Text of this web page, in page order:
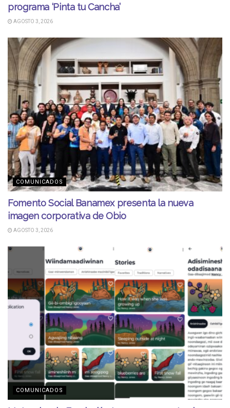
programa ‘Pinta tu Cancha’
AGOSTO 3, 2026
COMUNICADOS
Fomento Social Banamex presenta la nueva
imagen corporativa de Obio
AGOSTO 3, 2026
COMUNICADOS